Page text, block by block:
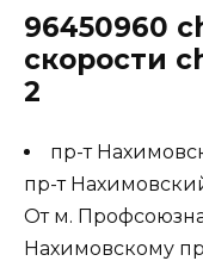
96450960
скорости
2
пр-т
пр-т
От м.
Нахимовскому